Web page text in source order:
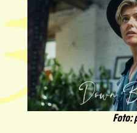
Foto: